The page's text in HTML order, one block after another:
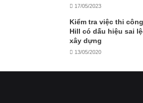
17/05/2023
Kiểm tra việc thi
Hill có dấu hiệu sai
xây dựng
13/05/2020